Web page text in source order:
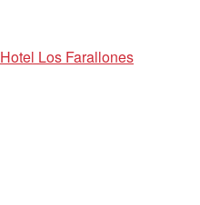
Hotel Los Farallones